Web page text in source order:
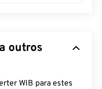
outros
WIB para estes